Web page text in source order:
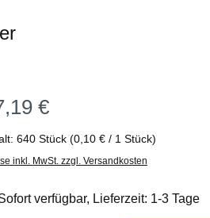
Preis:
€
640 Stück (0,10 € / 1 Stück)
inkl. MwSt. zzgl. Versandkosten
verfügbar, Lieferzeit: 1-3 Tage